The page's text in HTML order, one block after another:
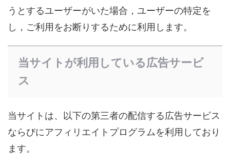
うとするユーザーがいた場合，ユーザーの特定を
し，ご利用をお断りするために利用します。
当サイトが利用している広告サービ
ス
当サイトは、以下の第三者の配信する広告サービス
ならびにアフィリエイトプログラムを利用しており
ます。